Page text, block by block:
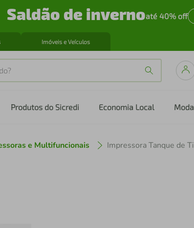
Saldão de invernoaté 40% off
Imóveis e Veículos
Produtos do Sicredi Economia Local Moda
e Multifuncionais